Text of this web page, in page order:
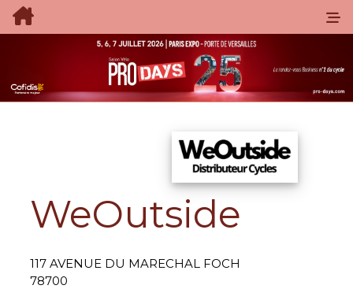
WeOutside
117 AVENUE DU MARECHAL FOCH
78700